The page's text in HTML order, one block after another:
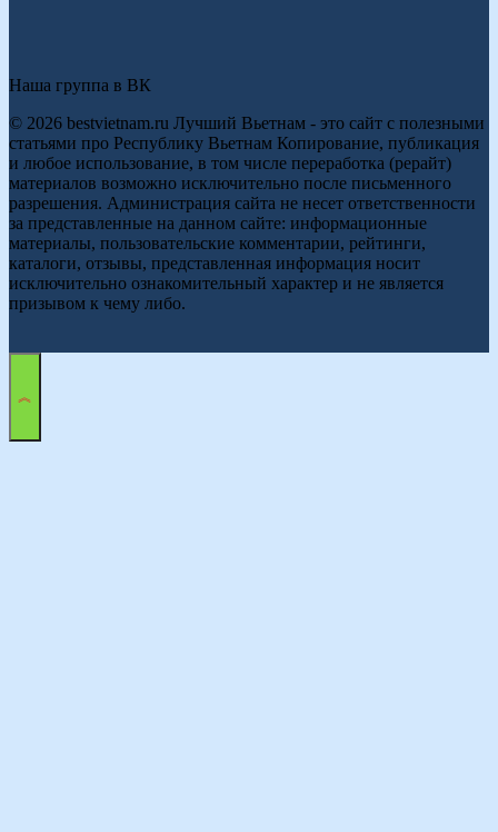
Наша группа в ВК
© 2026 bestvietnam.ru Лучший Вьетнам - это сайт с полезными
статьями про Республику Вьетнам Копирование, публикация
и любое использование, в том числе переработка (рерайт)
материалов возможно исключительно после письменного
разрешения. Администрация сайта не несет ответственности
за представленные на данном сайте: информационные
материалы, пользовательские комментарии, рейтинги,
каталоги, отзывы, представленная информация носит
исключительно ознакомительный характер и не является
призывом к чему либо.